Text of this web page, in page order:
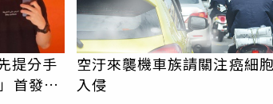
提分手
首發
空汙來襲機車族請關注癌細
入侵